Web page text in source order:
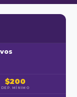
$200
DEP. MÍNIMO